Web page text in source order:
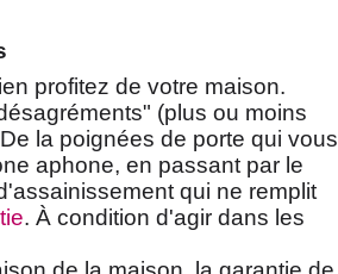
profitez de votre maison.
(plus ou moins
la poignées de porte qui vous
aphone, en passant par le
qui ne remplit
. À condition d'agir dans les